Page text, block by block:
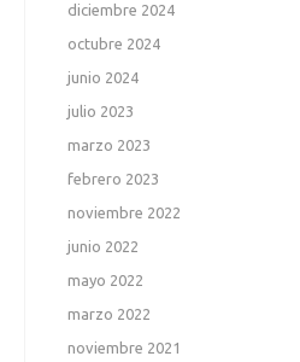
diciembre 2024
octubre 2024
junio 2024
julio 2023
marzo 2023
febrero 2023
noviembre 2022
junio 2022
mayo 2022
marzo 2022
noviembre 2021